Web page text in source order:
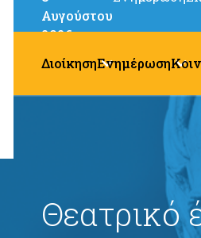
Αυγούστου
2026
ΔιοίκησηΕνημέρωση
Θεατρικό